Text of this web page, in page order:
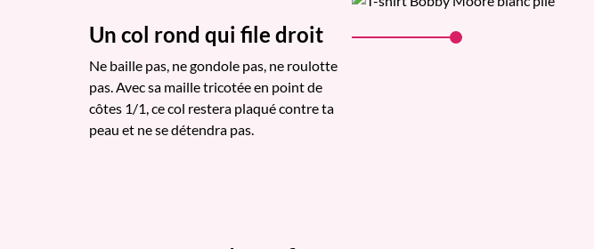
Un col rond qui file droit
Ne baille pas, ne gondole pas, ne roulotte
pas. Avec sa maille tricotée en point de
côtes 1/1, ce col restera plaqué contre ta
peau et ne se détendra pas.